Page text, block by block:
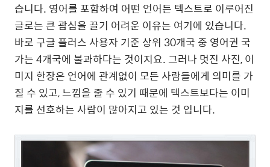
습니다. 영어를 포함하여 어떤 언어든 텍스트로 이루어진
글로는 큰 괌심을 끌기 어려운 이유는 여기에 있습니다.
바로 구글 플러스 사용자 기준 상위 30개국 중 영어권 국
가는 4개국에 불과하다는 것이지요. 그러나 멋진 사진, 이
미지 한장은 언어에 관계없이 모든 사람들에게 의미를 가
질 수 있고, 느낌을 줄 수 있기 때문에 텍스트보다는 이미
지를 선호하는 사람이 많아지고 있는 것 입니다.